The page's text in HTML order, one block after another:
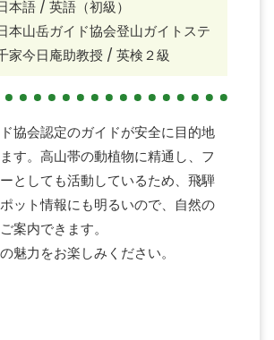
本語 / 英語（初級）
本山岳ガイド協会登山ガイトステ
今日庵助教授 / 英検２級
協会認定のガイドが安全に目的地
す。高山帯の動植物に精通し、フ
としても活動しているため、飛騨
ット情報にも明るいので、自然の
案内できます。
魅力をお楽しみください。